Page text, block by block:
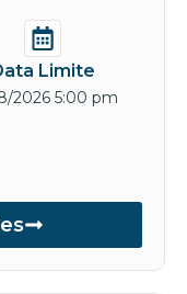
Limite
2026 5:00 pm